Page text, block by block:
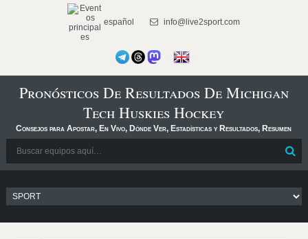
español info@live2sport.com
Pronósticos De Resultados De Michigan
Tech Huskies Hockey
Consejos para Apostar, En Vivo, Dónde Ver, Estadísticas y Resultados, Resumen